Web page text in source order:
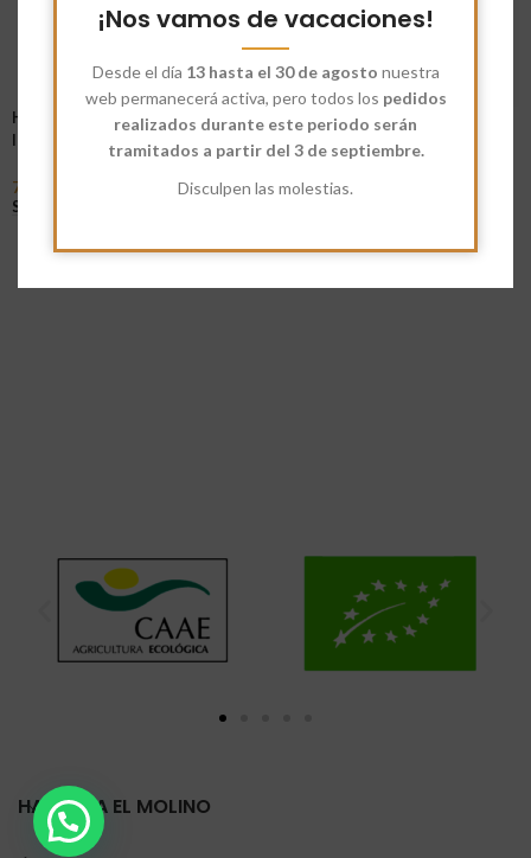
¡Nos vamos de vacaciones!
Desde el día 13 hasta el 30 de agosto nuestra
web permanecerá activa, pero todos los pedidos
realizados durante este periodo serán
tramitados a partir del 3 de septiembre.
Disculpen las molestias.
Harina Ecológica Avena
Integral
7,34
Seleccionar Opciones
Harina Avena Integral
72,50
Seleccionar Opciones
HARINERA EL MOLINO